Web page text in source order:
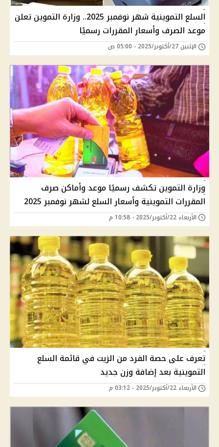
السلع التموينية شهر نوفمبر 2025.. وزارة التموين تعلن
موعد الصرف وأسعار المقررات رسميًا
الإثنين 27/أكتوبر/2025 - 05:00 ص
وزارة التموين تكشف رسميًا موعد وأماكن صرف
المقررات التموينية وأسعار السلع لشهر نوفمبر 2025
الأربعاء 22/أكتوبر/2025 - 10:58 م
تعرف على حصة الفرد من الزيت في قائمة السلع
التموينية بعد إضافة وزن جديد
الأربعاء 22/أكتوبر/2025 - 03:12 م